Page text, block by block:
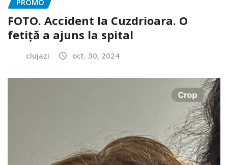
FOTO. Accident la Cuzdrioara. O
fetiță a ajuns la spital
clujazi oct. 30, 2024